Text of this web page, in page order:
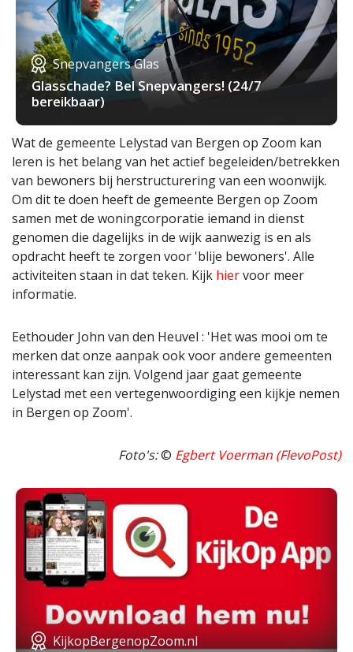
Snepvangers Glas
Glasschade? Bel Snepvangers! (24/7
bereikbaar)
Wat de gemeente Lelystad van Bergen op Zoom kan
leren is het belang van het actief begeleiden/betrekken
van bewoners bij herstructurering van een woonwijk.
Om dit te doen heeft de gemeente Bergen op Zoom
samen met de woningcorporatie iemand in dienst
genomen die dagelijks in de wijk aanwezig is en als
opdracht heeft te zorgen voor 'blije bewoners'. Alle
activiteiten staan in dat teken. Kijk hiervoor meer
informatie.
Eethouder John van den Heuvel : 'Het was mooi om te
merken dat onze aanpak ook voor andere gemeenten
interessant kan zijn. Volgend jaar gaat gemeente
Lelystad met een vertegenwoordiging een kijkje nemen
in Bergen op Zoom'.
Foto's:© Egbert Voerman (FlevoPost)
KijkopBergenopZoom.nl